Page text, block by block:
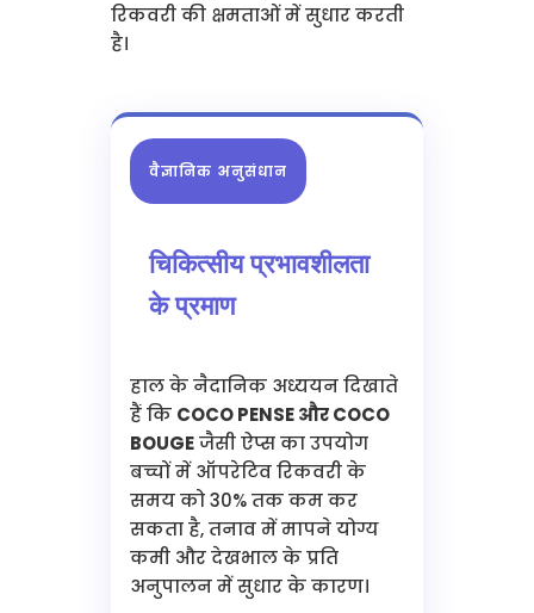
रिकवरी की क्षमताओं में सुधार करती
है।
वैज्ञानिक अनुसंधान
चिकित्सीय प्रभावशीलता
के प्रमाण
हाल के नैदानिक अध्ययन दिखाते
हैं कि COCO PENSE और COCO
BOUGEजैसी ऐप्स का उपयोग
बच्चों में ऑपरेटिव रिकवरी के
समय को 30% तक कम कर
सकता है, तनाव में मापने योग्य
कमी और देखभाल के प्रति
अनुपालन में सुधार के कारण।